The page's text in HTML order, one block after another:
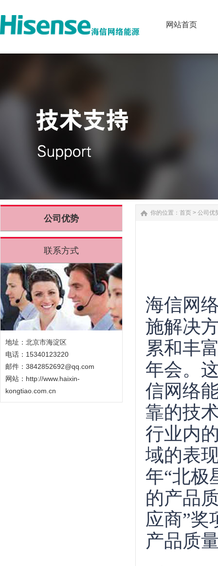
网站首页
公司优势
联系方式
地址：北京市海淀区
电话：15340123220
邮件：3842852692@qq.com
网站： http://www.haixin-
kongtiao.com.cn
你的位置： 首页 > 公司优
海信网
施解决
累和丰
年会。
信网络
靠的技
行业内
域的表
年“北极
的产品
应商”奖
产品质